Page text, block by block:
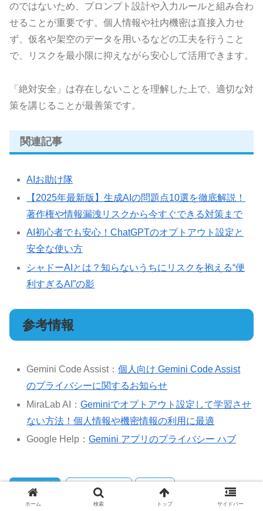
のではないため、プロンプト設計や入力ルールと組み合わ
せることが重要です。個人情報や社内機密は直接入力せ
ず、仮名や架空のデータを用いるなどの工夫を行うこと
で、リスクを最小限に抑えながら安心して活用できます。
「絶対安全」は存在しないことを理解した上で、適切な対
策を講じることが最善策です。
関連記事
AIお助け隊
【2025年最新版】生成AIの問題点10選を徹底解説！
著作権や情報漏洩リスクから今すぐできる対策まで
AI初心者でも安心！ChatGPTのオプトアウト設定と
安全な使い方
シャドーAIとは？知らないうちにリスクを抱える“便
利すぎるAI”の影
参考情報
Gemini Code Assist：個人向け Gemini Code Assist
のプライバシーに関するお知らせ
MiraLab AI：Geminiでオプトアウト設定して学習させ
ない方法！個人情報や機密情報の利用に最適
Google Help：Gemini アプリのプライバシー ハブ
AIの知識蔵 AIセキュリティ
Gemini
Googleアカウント設定
オプトアウト設定 情報流出リスク
ホーム 検索 トップ サイドバー